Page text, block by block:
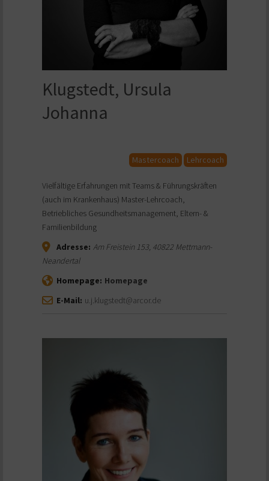
Klugstedt, Ursula
Johanna
Mastercoach Lehrcoach
Vielfältige Erfahrungen mit Teams & Führungskräften
(auch im Krankenhaus) Master-Lehrcoach,
Betriebliches Gesundheitsmanagement, Eltern- &
Familienbildung
Adresse: Am Freistein 153, 40822 Mettmann-
Neandertal
Homepage: Homepage
E-Mail: u.j.klugstedt@arcor.de